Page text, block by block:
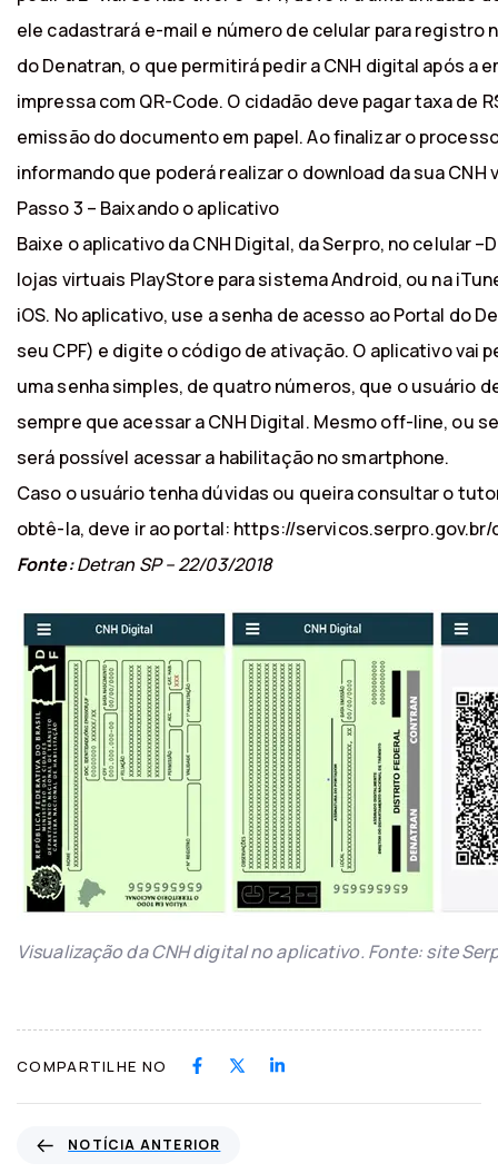
ele cadastrará e-mail e número de celular para registro
do Denatran, o que permitirá pedir a CNH digital após a
impressa com QR-Code. O cidadão deve pagar taxa de
emissão do documento em papel. Ao finalizar o
informando que poderá realizar o download da sua CNH
Passo 3 – Baixando o aplicativo
Baixe o aplicativo da CNH Digital, da Serpro, no celular
lojas virtuais PlayStore para sistema Android, ou na
iOS. No aplicativo, use a senha de acesso ao Portal do
seu CPF) e digite o código de ativação. O aplicativo vai
uma senha simples, de quatro números, que o usuário
sempre que acessar a CNH Digital. Mesmo off-line, ou
será possível acessar a habilitação no smartphone.
Caso o usuário tenha dúvidas ou queira consultar o
obtê-la, deve ir ao portal: https://
Fonte:Detran SP – 22/03/2018
Visualização da CNH digital no aplicativo. Fonte: site
COMPARTILHE NO
NOTÍCIA ANTERIOR